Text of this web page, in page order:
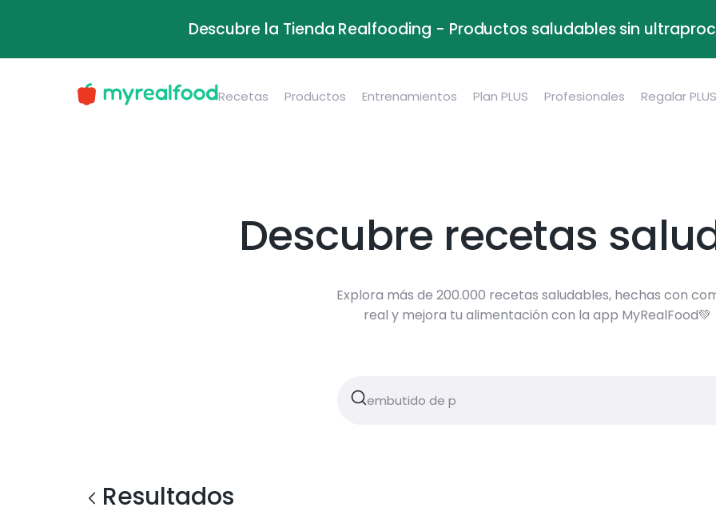
Descubre la Tienda Realfooding - Productos saludables sin
Recetas Productos Entrenamientos Plan PLUS Profesionales Regalar PLUS
Descubre recetas
Explora más de 200.000 recetas saludables, hechas con
real y mejora tu alimentación con la app MyRealFood💚
Resultados